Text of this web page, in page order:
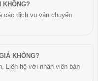
KHÔNG?
các dịch vụ vận chuyển
KHÔNG?
Liên hệ với nhân viên bán